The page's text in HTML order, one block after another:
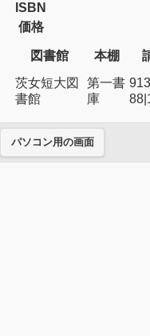
ISBN
価格
図書館 本棚
茨女短大図
書館
第一書
庫
パソコン用の画面